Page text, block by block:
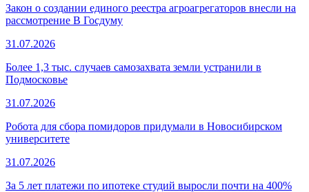
Закон о создании единого реестра агроагрегаторов внесли на
рассмотрение В Госдуму
31.07.2026
Более 1,3 тыс. случаев самозахвата земли устранили в
Подмосковье
31.07.2026
Робота для сбора помидоров придумали в Новосибирском
университете
31.07.2026
За 5 лет платежи по ипотеке студий выросли почти на 400%